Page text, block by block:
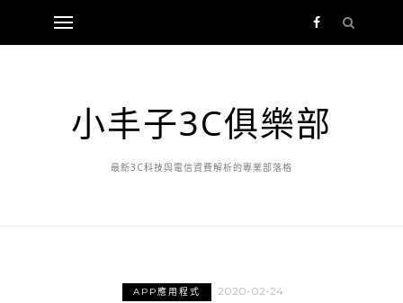
小丰子3C俱樂部
最新3C科技與電信資費解析的專業部落格
APP應用程式 2020-02-24